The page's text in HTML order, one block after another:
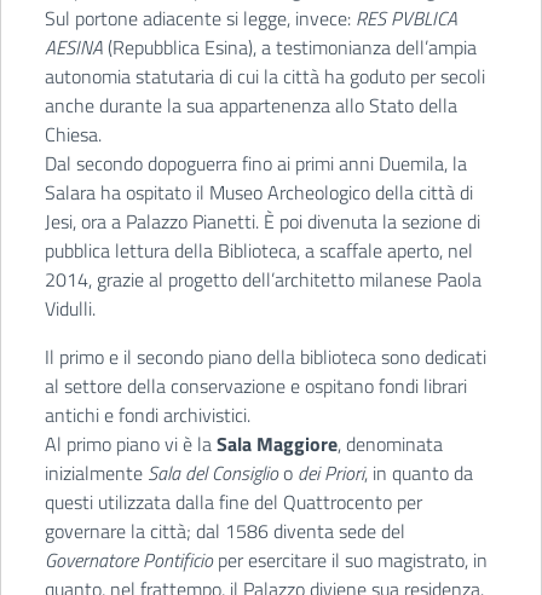
Sul portone adiacente si legge, invece: RES PVBLICA
AESINA(Repubblica Esina), a testimonianza dell’ampia
autonomia statutaria di cui la città ha goduto per secoli
anche durante la sua appartenenza allo Stato della
Chiesa.
Dal secondo dopoguerra fino ai primi anni Duemila, la
Salara ha ospitato il Museo Archeologico della città di
Jesi, ora a Palazzo Pianetti. È poi divenuta la sezione di
pubblica lettura della Biblioteca, a scaffale aperto, nel
2014, grazie al progetto dell’architetto milanese Paola
Vidulli.
Il primo e il secondo piano della biblioteca sono dedicati
al settore della conservazione e ospitano fondi librari
antichi e fondi archivistici.
Al primo piano vi è laSala Maggiore, denominata
inizialmente Sala del Consiglioo dei Priori, in quanto da
questi utilizzata dalla fine del Quattrocento per
governare la città; dal 1586 diventa sede del
Governatore Pontificioper esercitare il suo magistrato, in
quanto, nel frattempo, il Palazzo diviene sua residenza.